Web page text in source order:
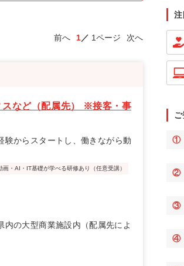
前へ 1 1ページ 次へ
スなど（配属先） ※接客・事
験からスタートし、働きながら動
画・AI・IT基礎が学べる研修あり（任意受講）
の大型商業施設内（配属先によ
注
①
②
③
④